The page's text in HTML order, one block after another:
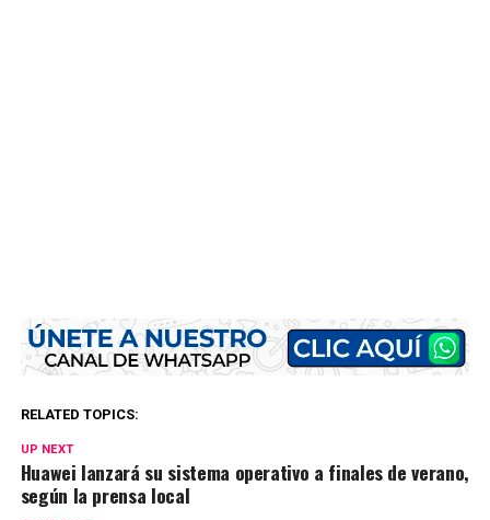
RELATED TOPICS:
UP NEXT
Huawei lanzará su sistema operativo a finales de verano,
según la prensa local